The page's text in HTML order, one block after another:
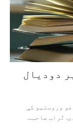
دودیال
وروستیو کې
تُراب صاحب...